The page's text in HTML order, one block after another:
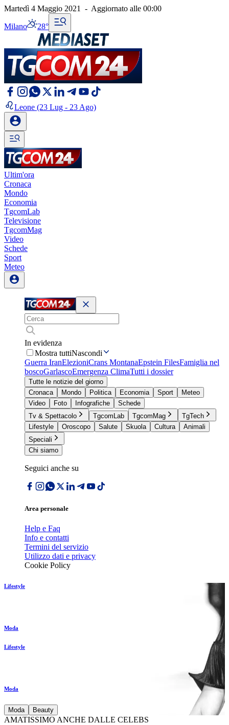
Martedì 4 Maggio 2021 - Aggiornato alle 00:00
Milano 28°
Leone (23 Lug - 23 Ago)
Ultim'ora
Cronaca
Mondo
Economia
TgcomLab
Televisione
TgcomMag
Video
Schede
Sport
Meteo
In evidenza
Mostra tuttiNascondi
Guerra IranElezioniCrans MontanaEpstein FilesFamiglia nel
boscoGarlascoEmergenza ClimaTutti i dossier
Tutte le notizie del giorno
Cronaca
Mondo Politica Economia Sport
Meteo
Video
Foto Infografiche
Schede
Tv & Spettacolo
TgcomLab TgcomMag
TgTech
Lifestyle
Oroscopo Salute Skuola Cultura
Animali
Speciali
Chi siamo
Seguici anche su
Area personale
Help e Faq
Info e contatti
Termini del servizio
Utilizzo dati e privacy
Cookie Policy
Lifestyle
Moda
Lifestyle
Moda
Moda Beauty
AMATISSIMO ANCHE DALLE CELEBS